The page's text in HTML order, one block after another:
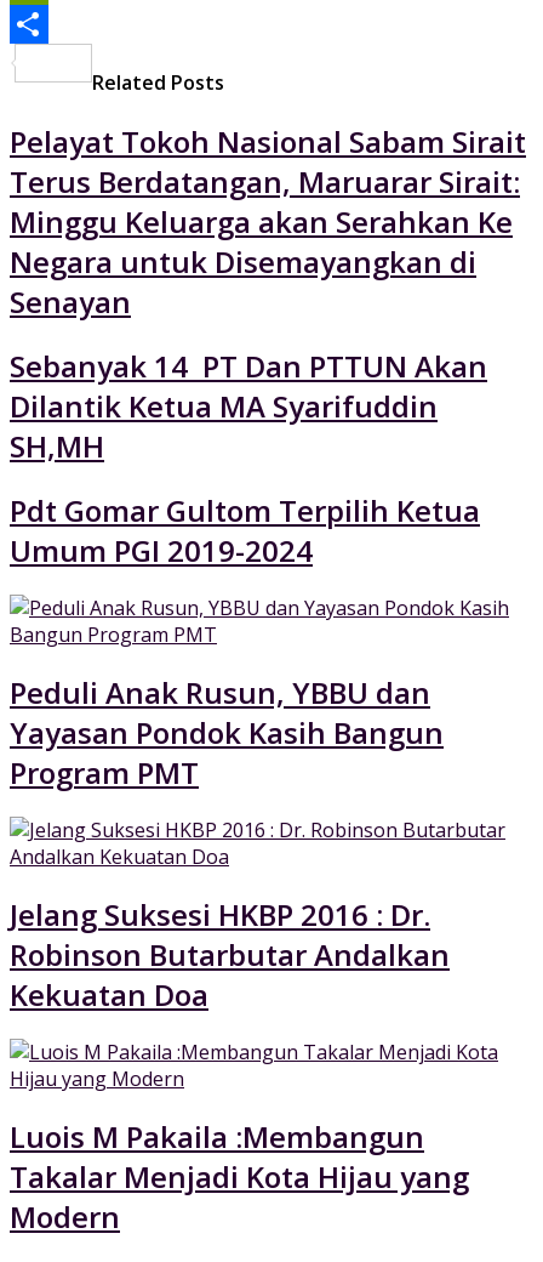
PrintFriendly
Related Posts
Pelayat Tokoh Nasional Sabam Sirait
Terus Berdatangan, Maruarar Sirait:
Minggu Keluarga akan Serahkan Ke
Negara untuk Disemayangkan di
Senayan
Sebanyak 14 PT Dan PTTUN Akan
Dilantik Ketua MA Syarifuddin
SH,MH
Pdt Gomar Gultom Terpilih Ketua
Umum PGI 2019-2024
Peduli Anak Rusun, YBBU dan
Yayasan Pondok Kasih Bangun
Program PMT
Jelang Suksesi HKBP 2016 : Dr.
Robinson Butarbutar Andalkan
Kekuatan Doa
Luois M Pakaila :Membangun
Takalar Menjadi Kota Hijau yang
Modern